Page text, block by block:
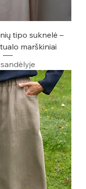
tipo suknelė –
marškiniai